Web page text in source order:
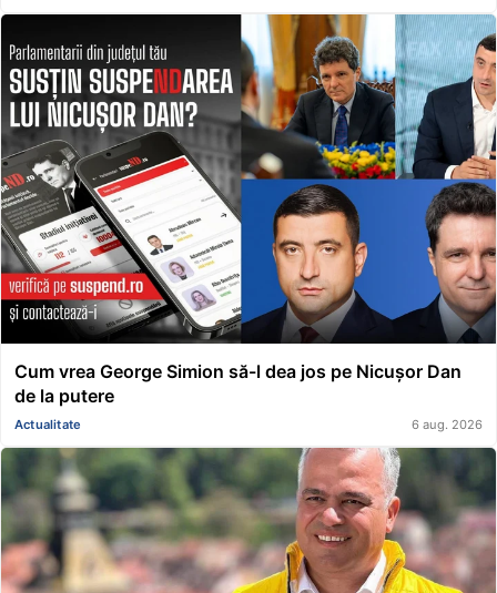
Cum vrea George Simion să-l dea jos pe Nicușor Dan
de la putere
Actualitate 6 aug. 2026